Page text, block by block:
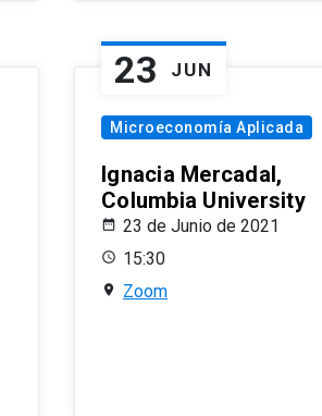
23 JUN
Microeconomía Aplicada
Ignacia Mercadal,
Columbia University
23 de Junio de 2021
15:30
Zoom